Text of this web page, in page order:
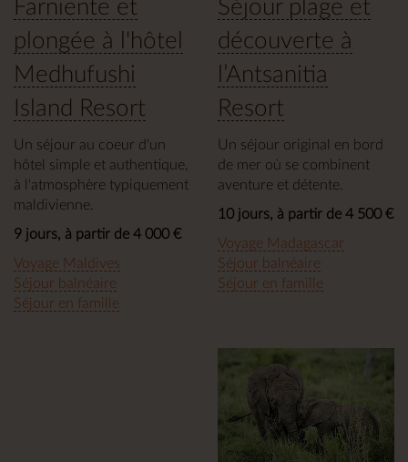
Farniente et
plongée à l'hôtel
Medhufushi
Island Resort
Un séjour au coeur d'un
hôtel simple et authentique,
à l'atmosphère typiquement
maldivienne.
9 jours, à partir de 4 000 €
Voyage Maldives
Séjour balnéaire
Séjour en famille
Séjour plage et
découverte à
l’Antsanitia
Resort
Un séjour original en bord
de mer où se combinent
aventure et détente.
10 jours, à partir de 4 500 €
Voyage Madagascar
Séjour balnéaire
Séjour en famille